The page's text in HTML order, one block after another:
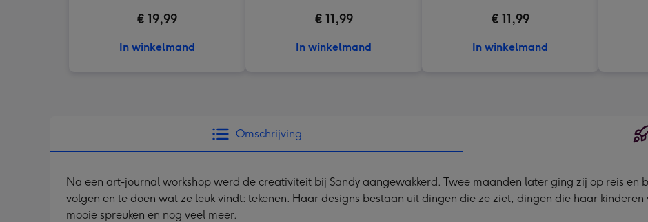
€ 19,99
In winkelmand
€ 11,99
In winkelmand
€ 11,99
In winkelmand
Omschrijving
Na een art-journal workshop werd de creativiteit bij Sandy aangewakkerd. Twee maanden later ging zij op reis en
volgen en te doen wat ze leuk vindt: tekenen. Haar designs bestaan uit dingen die ze ziet, dingen die haar
mooie spreuken en nog veel meer.